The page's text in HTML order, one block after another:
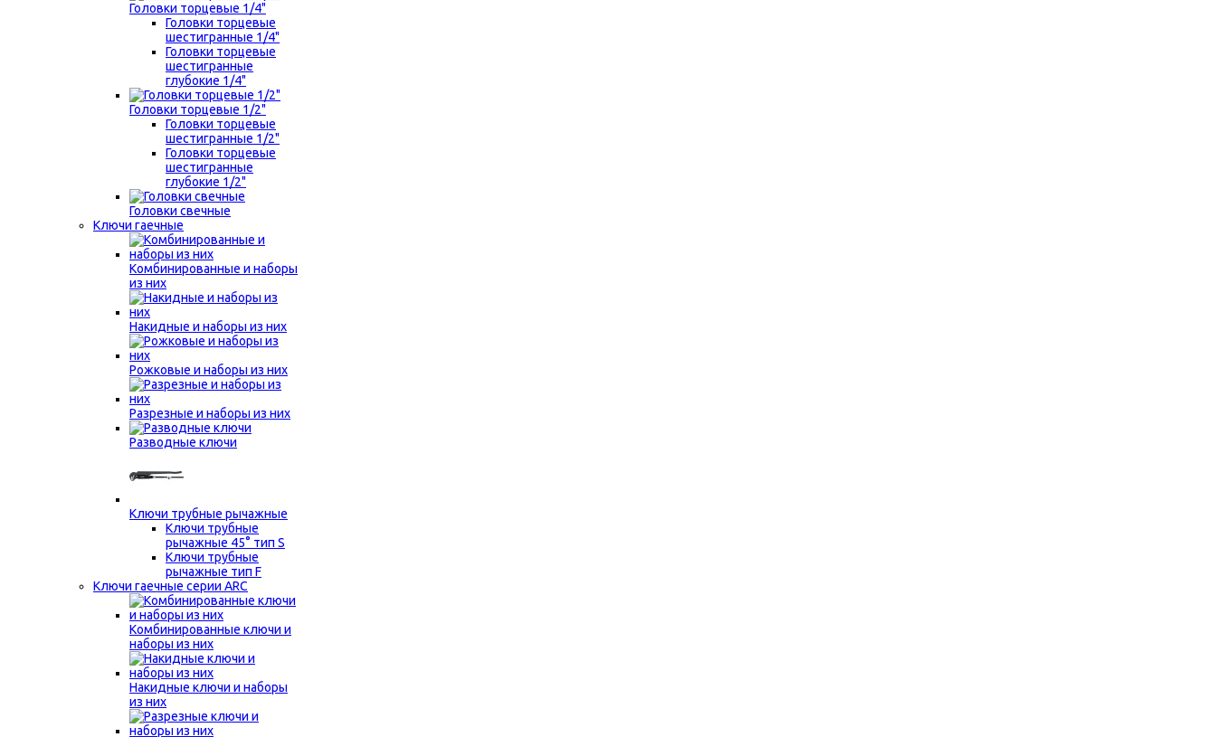
Головки торцевые 1/4"
Головки торцевые
шестигранные 1/4"
Головки торцевые
шестигранные
глубокие 1/4"
Головки торцевые 1/2"
Головки торцевые
шестигранные 1/2"
Головки торцевые
шестигранные
глубокие 1/2"
Головки свечные
Ключи гаечные
Комбинированные и наборы
из них
Накидные и наборы из них
Рожковые и наборы из них
Разрезные и наборы из них
Разводные ключи
Ключи трубные рычажные
Ключи трубные
рычажные 45° тип S
Ключи трубные
рычажные тип F
Ключи гаечные серии ARC
Комбинированные ключи и
наборы из них
Накидные ключи и наборы
из них